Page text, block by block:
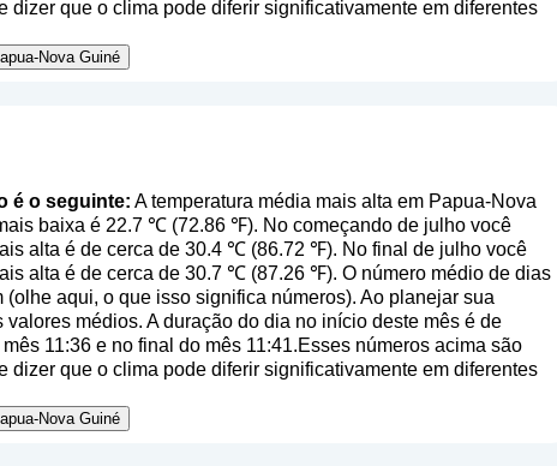
que o clima pode diferir significativamente em diferentes
Nova Guiné
é o seguinte: A temperatura média mais alta em Papua-Nova
baixa é 22.7 ℃ (72.86 ℉). No começando de julho você
alta é de cerca de 30.4 ℃ (86.72 ℉). No final de julho você
alta é de cerca de 30.7 ℃ (87.26 ℉). O número médio de dias
(olhe aqui, o que isso significa números). Ao planejar sua
médios. A duração do dia no início deste mês é de
11:36 e no final do mês 11:41.Esses números acima são
que o clima pode diferir significativamente em diferentes
Nova Guiné